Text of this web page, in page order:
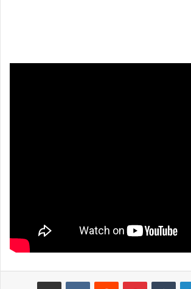
لينكدإن بينتيريست
مشاركة عبر البريد